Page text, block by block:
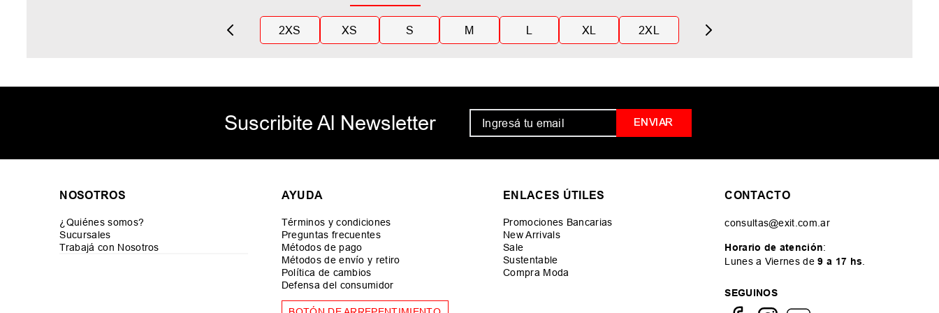
2XS XS S M L XL 2XL
Suscribite Al Newsletter ENVIAR
NOSOTROS
¿Quiénes somos?
Sucursales
Trabajá con Nosotros
AYUDA
Términos y condiciones
Preguntas frecuentes
Métodos de pago
Métodos de envío y retiro
Política de cambios
Defensa del consumidor
ENLACES ÚTILES
Promociones Bancarias
New Arrivals
Sale
Sustentable
Compra Moda
CONTACTO
consultas@exit.com.ar
Horario de atención:
Lunes a Viernes de9 a 17 hs
SEGUINOS